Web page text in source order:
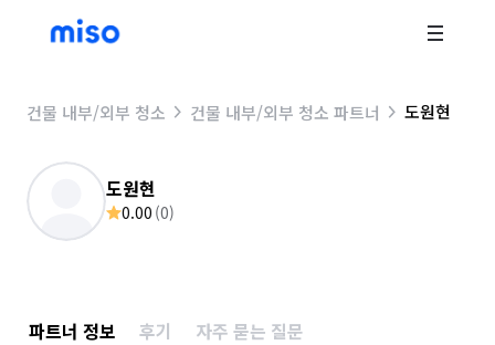
건물 내부/외부 청소 건물 내부/외부 청소 파트너 도원현
도원현
0.00 (0)
파트너 정보 후기 자주 묻는 질문